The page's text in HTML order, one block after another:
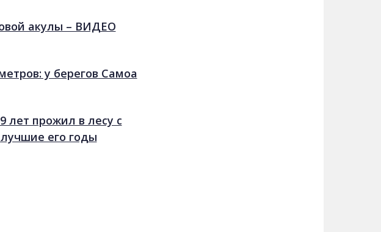
акулы – ВИДЕО
у берегов Самоа
лет прожил в лесу с
его годы